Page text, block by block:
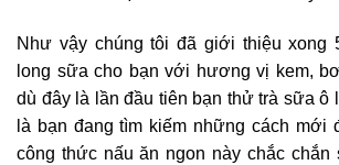
Như vậy chúng tôi đã giới thiệu xong
long sữa cho bạn với hương vị kem,
dù đây là lần đầu tiên bạn thử trà sữa ô
là bạn đang tìm kiếm những cách mới
công thức nấu ăn ngon này chắc chắn